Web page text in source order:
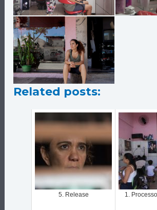
Related posts:
5. Release 1.